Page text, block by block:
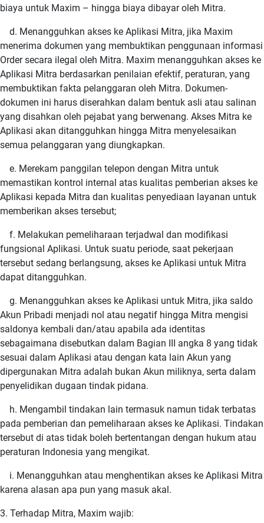
biaya untuk Maxim – hingga biaya dibayar oleh Mitra.
d. Menangguhkan akses ke Aplikasi Mitra, jika Maxim
menerima dokumen yang membuktikan penggunaan informasi
Order secara ilegal oleh Mitra. Maxim menangguhkan akses ke
Aplikasi Mitra berdasarkan penilaian efektif, peraturan, yang
membuktikan fakta pelanggaran oleh Mitra. Dokumen-
dokumen ini harus diserahkan dalam bentuk asli atau salinan
yang disahkan oleh pejabat yang berwenang. Akses Mitra ke
Aplikasi akan ditangguhkan hingga Mitra menyelesaikan
semua pelanggaran yang diungkapkan.
e. Merekam panggilan telepon dengan Mitra untuk
memastikan kontrol internal atas kualitas pemberian akses ke
Aplikasi kepada Mitra dan kualitas penyediaan layanan untuk
memberikan akses tersebut;
f. Melakukan pemeliharaan terjadwal dan modifikasi
fungsional Aplikasi. Untuk suatu periode, saat pekerjaan
tersebut sedang berlangsung, akses ke Aplikasi untuk Mitra
dapat ditangguhkan.
g. Menangguhkan akses ke Aplikasi untuk Mitra, jika saldo
Akun Pribadi menjadi nol atau negatif hingga Mitra mengisi
saldonya kembali dan/atau apabila ada identitas
sebagaimana disebutkan dalam Bagian III angka 8 yang tidak
sesuai dalam Aplikasi atau dengan kata lain Akun yang
dipergunakan Mitra adalah bukan Akun miliknya, serta dalam
penyelidikan dugaan tindak pidana.
h. Mengambil tindakan lain termasuk namun tidak terbatas
pada pemberian dan pemeliharaan akses ke Aplikasi. Tindakan
tersebut di atas tidak boleh bertentangan dengan hukum atau
peraturan Indonesia yang mengikat.
i. Menangguhkan atau menghentikan akses ke Aplikasi Mitra
karena alasan apa pun yang masuk akal.
3. Terhadap Mitra, Maxim wajib: